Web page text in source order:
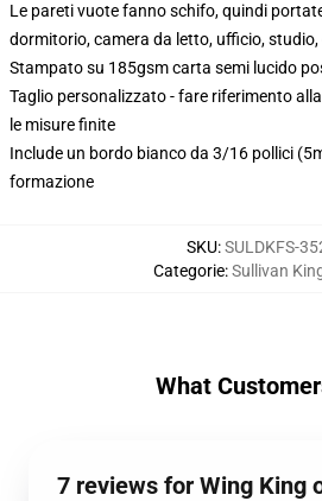
Le pareti vuote fanno schifo, quindi
dormitorio, camera da letto, ufficio,
Stampato su 185gsm carta semi lucido
Taglio personalizzato - fare riferimento
le misure finite
Include un bordo bianco da 3/16 pollici
formazione
SKU:SULDKFS-
Categorie:Sullivan
What
7 reviews for Wing King